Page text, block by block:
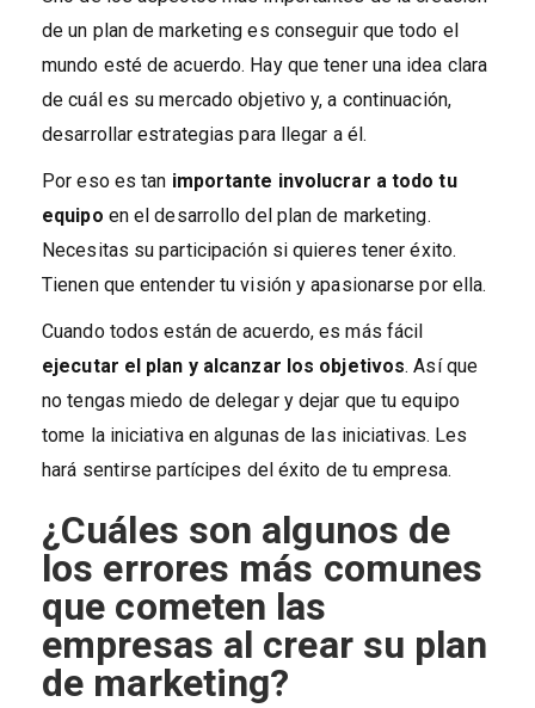
de un plan de marketing es conseguir que todo el
mundo esté de acuerdo. Hay que tener una idea clara
de cuál es su mercado objetivo y, a continuación,
desarrollar estrategias para llegar a él.
Por eso es tan importante involucrar a todo tu
equipo en el desarrollo del plan de marketing.
Necesitas su participación si quieres tener éxito.
Tienen que entender tu visión y apasionarse por ella.
Cuando todos están de acuerdo, es más fácil
ejecutar el plan y alcanzar los objetivos. Así que
no tengas miedo de delegar y dejar que tu equipo
tome la iniciativa en algunas de las iniciativas. Les
hará sentirse partícipes del éxito de tu empresa.
¿Cuáles son algunos de
los errores más comunes
que cometen las
empresas al crear su plan
de marketing?